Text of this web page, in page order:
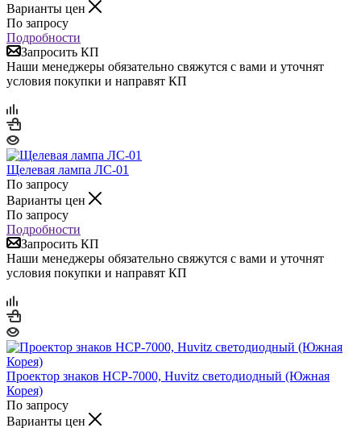
Варианты цен
По запросу
Подробности
Запросить КП
Наши менеджеры обязательно свяжутся с вами и уточнят
условия покупки и направят КП
Щелевая лампа ЛС-01
По запросу
Варианты цен
По запросу
Подробности
Запросить КП
Наши менеджеры обязательно свяжутся с вами и уточнят
условия покупки и направят КП
Проектор знаков HCP-7000, Huvitz светодиодный (Южная
Корея)
По запросу
Варианты цен